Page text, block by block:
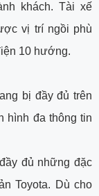
khách. Tài xế
vị trí ngồi phù
10 hướng.
bị đầy đủ trên
hình đa thông tin
đủ những đặc
Toyota. Dù cho